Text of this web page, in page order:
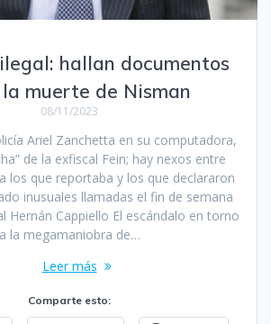
hallan documentos
muerte de Nisman
08/11/2023
Ariel Zanchetta en su computadora,
de la exfiscal Fein; hay nexos entre
los que reportaba y los que declararon
inusuales llamadas el fin de semana
Hernán Cappiello El escándalo en torno
a la megamaniobra de…
Leer más
Comparte esto: